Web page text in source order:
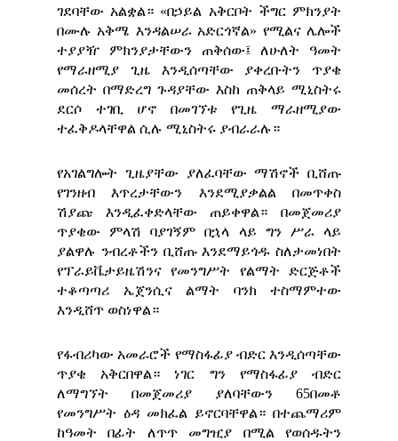
ገደባቸው አልቋል። «በኃይል አቅርቦት ችግር ምክንያት
በሙሉ አቅሜ እንዳልሠራ አድርጎኛል» የሚልና ሌሎች
ተያያዥ ምክንያታቸውን ጠቅሰው፤ ለሁለት ዓመት
የማራዘሚያ ጊዜ እንዲሰጣቸው ያቀረቡትን ጥያቄ
መሰረት በማድረግ ጉዳያቸው እስከ ጠቅላይ ሚኒስትሩ
ደርሶ ተገቢ ሆኖ በመገኘቱ የጊዜ ማራዘሚያው
ተፈቅዶላቸዋል ሲሉ ሚኒስትሩ ያብራራሉ።
የአገልግሎት ጊዜያቸው ያለፈባቸው ማሽኖች ቢሸጡ
የገንዘብ እጥረታቸውን እንደሚያቃልል በመጥቀስ
ሽያጩ እንዲፈቀድላቸው ጠይቀዋል። በመጀመሪያ
ጥያቄው ምላሽ ባያገኝም በኋላ ላይ ግን ሥራ ላይ
ያልዋሉ ንብረቶችን ቢሸጡ እንደማይጎዱ ስለታመነበት
የፕራይቬታይዜሽንና የመንግሥት የልማት ድርጅቶች
ተቆጣጣሪ ኤጀንሲና ልማት ባንክ ተስማምተው
እንዲሸጥ ወስነዋል።
የፋብሪካው አመራሮች የማስፋፊያ ብድር እንዲሰጣቸው
ጥያቄ አቅርበዋል። ነገር ግን የማስፋፊያ ብድር
ለማግኘት በመጀመሪያ ያለባቸውን 65በመቶ
የመንግሥት ዕዳ መክፈል ይኖርባቸዋል። በተጨማሪም
ከዓመት በፊት ለጥጥ መግዢያ በሚል የወሰዱትን